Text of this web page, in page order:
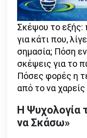
Σκέψου το εξής:
για κάτι που,
σημασία; Πόση
σκέψεις για το
Πόσες φορές η
από το να χαρείς
Η Ψυχολογία
να Σκάσω»